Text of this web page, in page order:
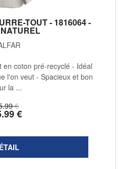
TOUT - 1816064 -
.99 €
.99€
coton pré-recyclé - Idéal
l'on veut - Spacieux et bon
la ...